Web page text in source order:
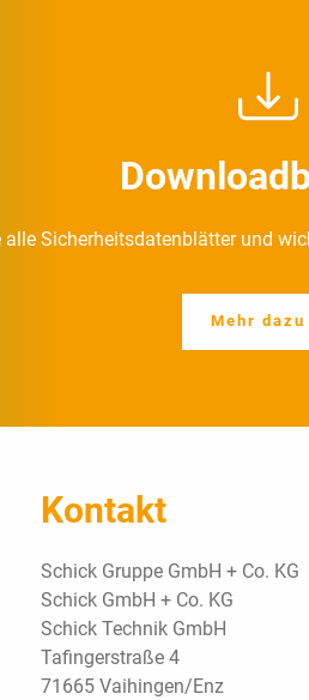
alle Sicherheitsdatenblätter und
Mehr dazu
Kontakt
Schick Gruppe GmbH + Co. KG
Schick GmbH + Co. KG
Schick Technik GmbH
Tafingerstraße 4
71665 Vaihingen/Enz